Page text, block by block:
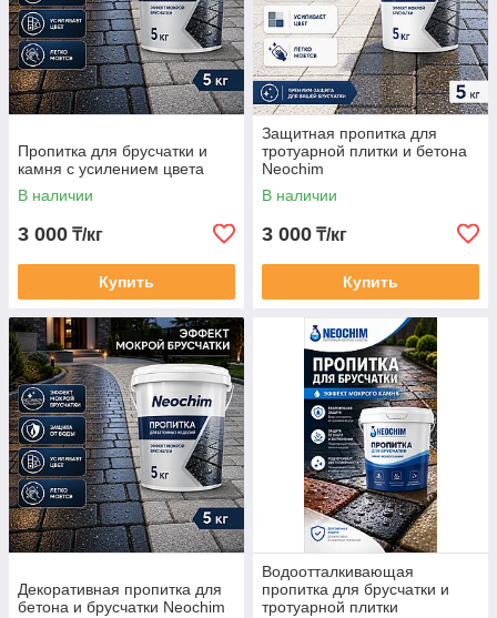
Пропитка для брусчатки и
камня с усилением цвета
В наличии
3 000 ₸/кг
Купить
Защитная пропитка для
тротуарной плитки и бетона
Neochim
В наличии
3 000 ₸/кг
Купить
Декоративная пропитка для
бетона и брусчатки Neochim
Водоотталкивающая
пропитка для брусчатки и
тротуарной плитки